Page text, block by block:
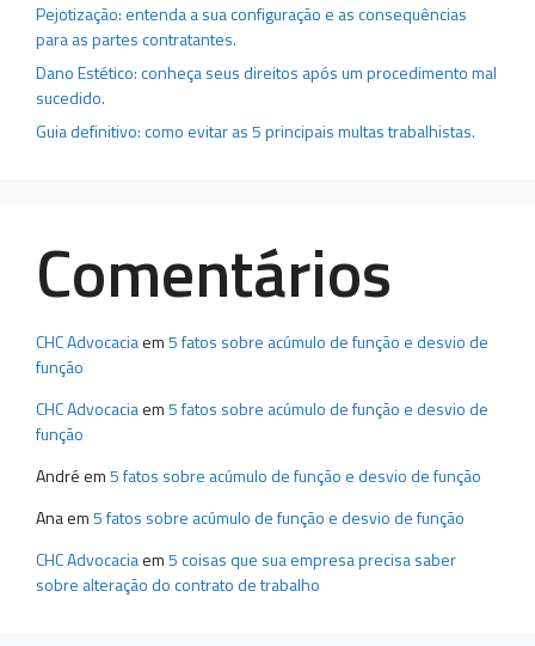
Pejotização: entenda a sua configuração e as consequências
para as partes contratantes.
Dano Estético: conheça seus direitos após um procedimento mal
sucedido.
Guia definitivo: como evitar as 5 principais multas trabalhistas.
Comentários
CHC Advocaciaem5 fatos sobre acúmulo de função e desvio de
função
CHC Advocaciaem5 fatos sobre acúmulo de função e desvio de
função
André em5 fatos sobre acúmulo de função e desvio de função
Anaem5 fatos sobre acúmulo de função e desvio de função
CHC Advocaciaem5 coisas que sua empresa precisa saber
sobre alteração do contrato de trabalho